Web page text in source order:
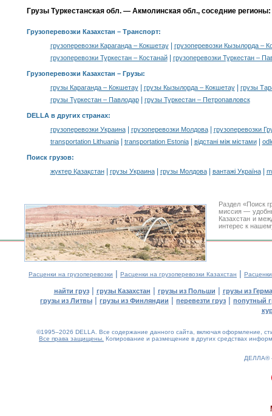
Грузы Туркестанская обл. — Акмолинская обл., соседние регионы:
Грузоперевозки Казахстан – Транспорт:
грузоперевозки Караганда – Кокшетау|
грузоперевозки Кызылорда –
грузоперевозки Туркестан – Костанай| грузоперевозки Туркестан –
Грузоперевозки Казахстан – Грузы:
грузы Караганда – Кокшетау| грузы Кызылорда – Кокшетау|
грузы
грузы Туркестан – Павлодар| грузы Туркестан – Петропавловск
DELLA в других странах:
грузоперевозки Украина| грузоперевозки Молдова|
грузоперевозки
transportation Lithuania| transportation Estonia| відстані між містами|
Поиск грузов:
жүктер Қазақстан| грузы Украина| грузы Молдова| вантажі Україна|
Раздел «Поиск
миссия —
Казахстан и
интерес к
Расценки на грузоперевозки | Расценки на грузоперевозки Казахстан |
найти груз| грузы Казахстан | грузы из Польши | грузы из
грузы из Литвы | грузы из Финляндии | перевезти груз | попутный
©1995–2026 DELLA. Все содержание данного сайта, включая оформление,
Все права защищены. Копирование и размещение в других средствах